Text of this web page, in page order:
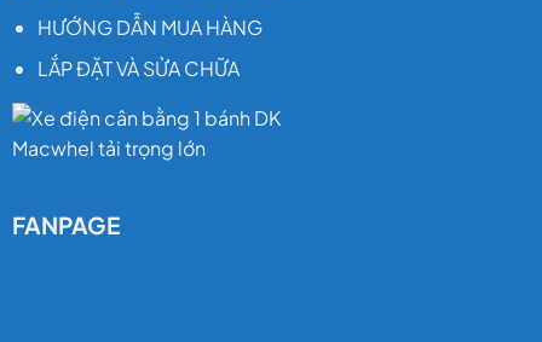
HƯỚNG DẪN MUA HÀNG
LẮP ĐẶT VÀ SỬA CHỮA
FANPAGE